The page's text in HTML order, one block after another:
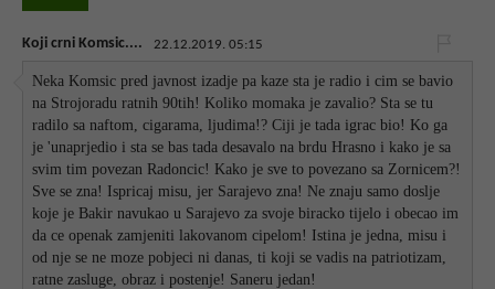
Koji crni Komsic.... 22.12.2019. 05:15
Neka Komsic pred javnost izadje pa kaze sta je radio i cim se bavio
na Strojoradu ratnih 90tih! Koliko momaka je zavalio? Sta se tu
radilo sa naftom, cigarama, ljudima!? Ciji je tada igrac bio! Ko ga
je 'unaprjedio i sta se bas tada desavalo na brdu Hrasno i kako je sa
svim tim povezan Radoncic! Kako je sve to povezano sa Zornicem?!
Sve se zna! Ispricaj misu, jer Sarajevo zna! Ne znaju samo doslje
koje je Bakir navukao u Sarajevo za svoje biracko tijelo i obecao im
da ce openak zamjeniti lakovanom cipelom! Istina je jedna, misu i
od nje se ne moze pobjeci ni danas, ti koji se vadis na patriotizam,
ratne zasluge, obraz i postenje! Saneru jedan!